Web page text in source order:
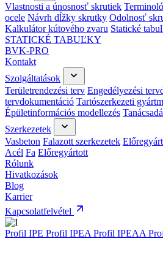
Vlastnosti a únosnosť skrutiek
ocele Návrh dĺžky skrutky Odolnosť
Kalkulátor kútového zvaru Statické
STATICKÉ TABUĽKY
BVK-PRO
Kontakt
Szolgáltatások
Területrendezési terv Engedélyezési
tervdokumentáció Tartószerkezeti
Épületinformációs modellezés
Szerkezetek
Vasbeton Falazott szerkezetek
Acél Fa Előregyártott
Rólunk
Hivatkozások
Blog
Karrier
Kapcsolatfelvétel
Profil IPE Profil IPEA Profil IPEAA